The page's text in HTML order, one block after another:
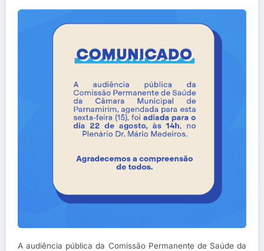
A audiência pública da Comissão Permanente de Saúde da